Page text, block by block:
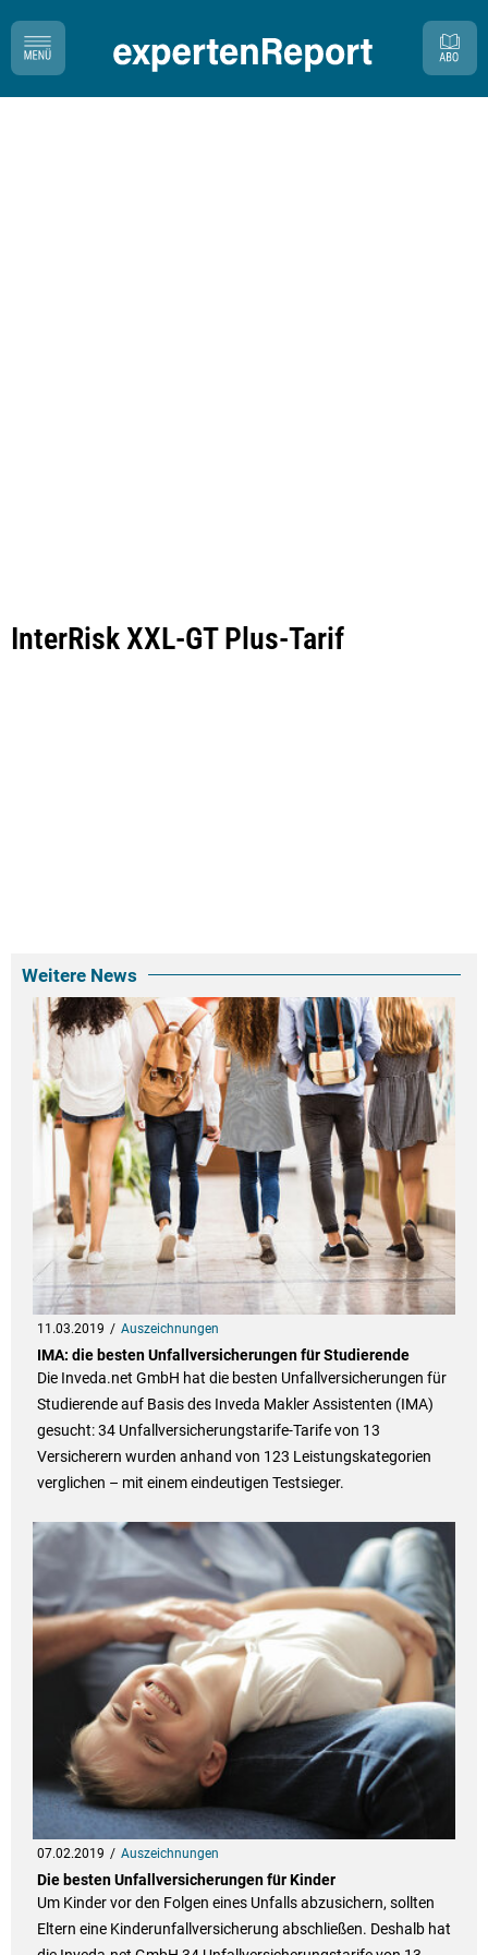
InterRisk XXL-GT Plus-Tarif
Weitere News
11.03.2019 Auszeichnungen
IMA: die besten Unfallversicherungen für Studierende
Die Inveda.net GmbH hat die besten Unfallversicherungen für
Studierende auf Basis des Inveda Makler Assistenten (IMA)
gesucht: 34 Unfallversicherungstarife-Tarife von 13
Versicherern wurden anhand von 123 Leistungskategorien
verglichen – mit einem eindeutigen Testsieger.
07.02.2019 Auszeichnungen
Die besten Unfallversicherungen für Kinder
Um Kinder vor den Folgen eines Unfalls abzusichern, sollten
Eltern eine Kinderunfallversicherung abschließen. Deshalb hat